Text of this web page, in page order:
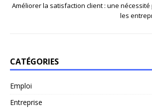
Améliorer la satisfaction client : une
les
CATÉGORIES
Emploi
Entreprise